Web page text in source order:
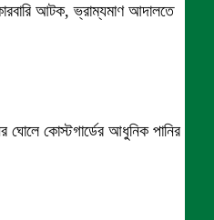
আটক, ভ্রাম্যমাণ আদালতে
ঘোলে কোস্টগার্ডের আধুনিক পানির